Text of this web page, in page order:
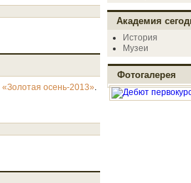
«Золотая осень-2013».
Академия
История
Музеи
Фотогалерея